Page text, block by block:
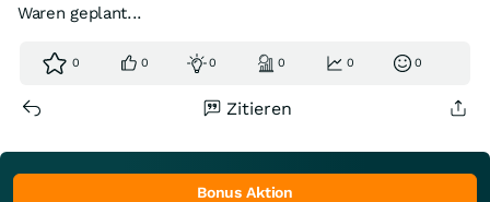
Waren geplant...
0 0 0 0 0 0
Zitieren
Bonus Aktion